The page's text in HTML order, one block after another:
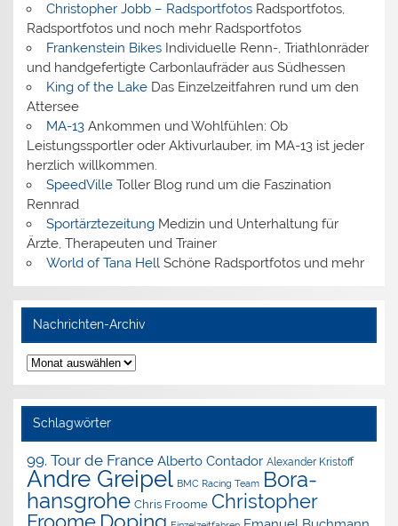
Christopher Jobb – RadsportfotosRadsportfotos,
Radsportfotos und noch mehr Radsportfotos
Frankenstein BikesIndividuelle Renn-, Triathlonräder
und handgefertigte Carbonlaufräder aus Südhessen
King of the LakeDas Einzelzeitfahren rund um den
Attersee
MA-13Ankommen und Wohlfühlen: Ob
Leistungssportler oder Aktivurlauber, im MA-13 ist jeder
herzlich willkommen.
SpeedVilleToller Blog rund um die Faszination
Rennrad
SportärztezeitungMedizin und Unterhaltung für
Ärzte, Therapeuten und Trainer
World of Tana HellSchöne Radsportfotos und mehr
Nachrichten-Archiv
Nachrichten-
Archiv
Schlagwörter
99. Tour de France Alberto Contador Alexander Kristoff
Andre Greipel BMC Racing Team Bora-
hansgrohe Chris Froome Christopher